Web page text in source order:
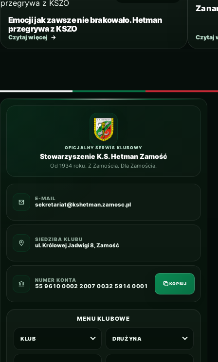
Emocji jak zawsze nie brakowało. Hetman
przegrywa z KSZO
Czytaj więcej →
Za
Czytaj
OFICJALNY SERWIS KLUBOWY
Stowarzyszenie K.S. Hetman Zamość
Od 1934 roku. Z Zamościa. Dla Zamościa.
E-MAIL
sekretariat@kshetman.zamosc.pl
SIEDZIBA KLUBU
ul. Królowej Jadwigi 8, Zamość
NUMER KONTA
55 9610 0002 2007 0032 5914 0001 KOPIUJ
MENU KLUBOWE
KLUB DRUŻYNA